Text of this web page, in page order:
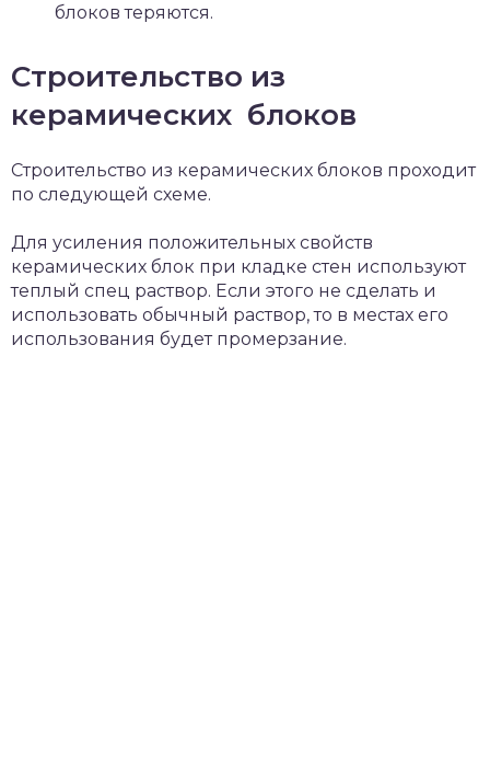
блоков теряются.
Строительство из
керамических блоков
Строительство из керамических блоков проходит
по следующей схеме.
Для усиления положительных свойств
керамических блок при кладке стен используют
теплый спец раствор. Если этого не сделать и
использовать обычный раствор, то в местах его
использования будет промерзание.